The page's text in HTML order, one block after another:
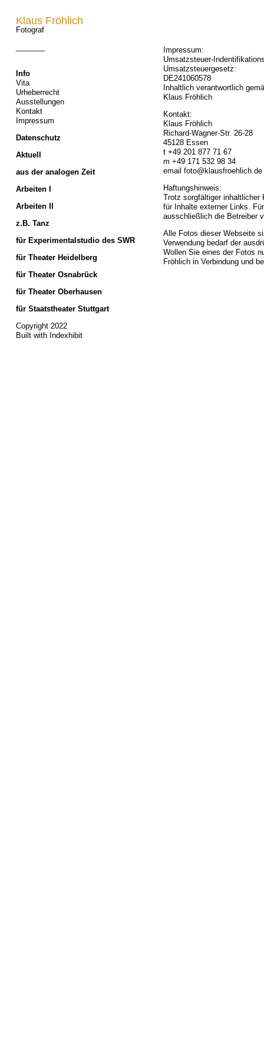
Klaus Fröhlich
Fotograf
Info
Vita
Urheberrecht
Ausstellungen
Kontakt
Impressum
Datenschutz
Aktuell
aus der analogen Zeit
Arbeiten I
Arbeiten II
z.B. Tanz
für Experimentalstudio des SWR
für Theater Heidelberg
für Theater Osnabrück
für Theater Oberhausen
für Staatstheater Stuttgart
Copyright 2022
Built with Indexhibit
Impressum:
Umsatzsteuer-
Umsatzsteuergesetz:
DE241060578
Inhaltlich verantwortlich
Klaus Fröhlich
Kontakt:
Klaus Fröhlich
Richard-Wagner-Str. 26-28
45128 Essen
t +49 201 877 71 67
m +49 171 532 98 34
email foto@klausfroehlich.de
Haftungshinweis:
Trotz sorgfältiger inhaltlicher
für Inhalte externer Links.
ausschließlich die Betreiber
Alle Fotos dieser Webseite
Verwendung bedarf der
Wollen Sie eines der Fotos
Fröhlich in Verbindung und